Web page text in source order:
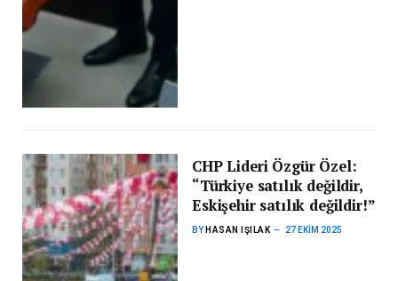
CHP Lideri Özgür Özel:
“Türkiye satılık değildir,
Eskişehir satılık değildir!”
BY HASAN IŞILAK 27 EKIM 2025